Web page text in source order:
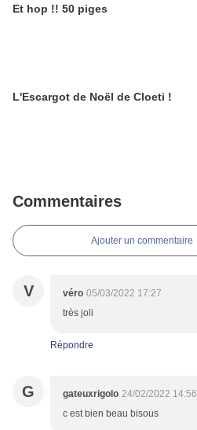
Et hop !! 50 piges
L'Escargot de Noël de Cloeti !
Commentaires
Ajouter un commentaire
V véro 05/03/2022 17:27
très joli
Répondre
G gateuxrigolo 24/02/2022 14:56
c est bien beau bisous